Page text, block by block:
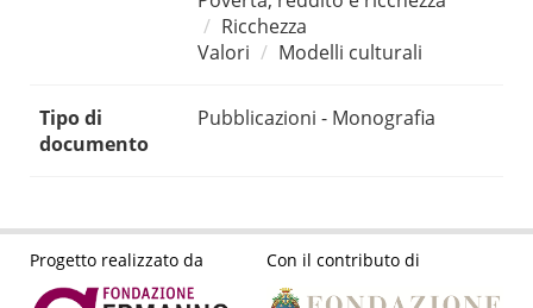
Ricchezza
Valori
Modelli culturali
Tipo di
documento
Pubblicazioni - Monografia
Progetto realizzato da Con il contributo di